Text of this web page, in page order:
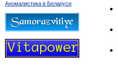
Аномалистика в Беларуси